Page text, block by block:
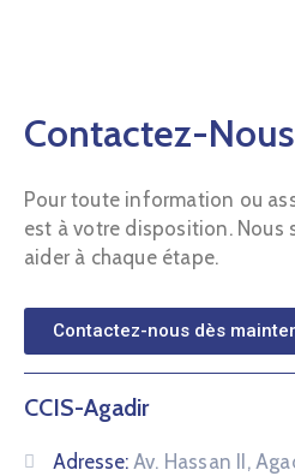
Contactez-Nous
Pour toute information ou
est à votre disposition. Nous
aider à chaque étape.
Contactez-nous dès
CCIS-Agadir
Adresse: Av. Hassan II,